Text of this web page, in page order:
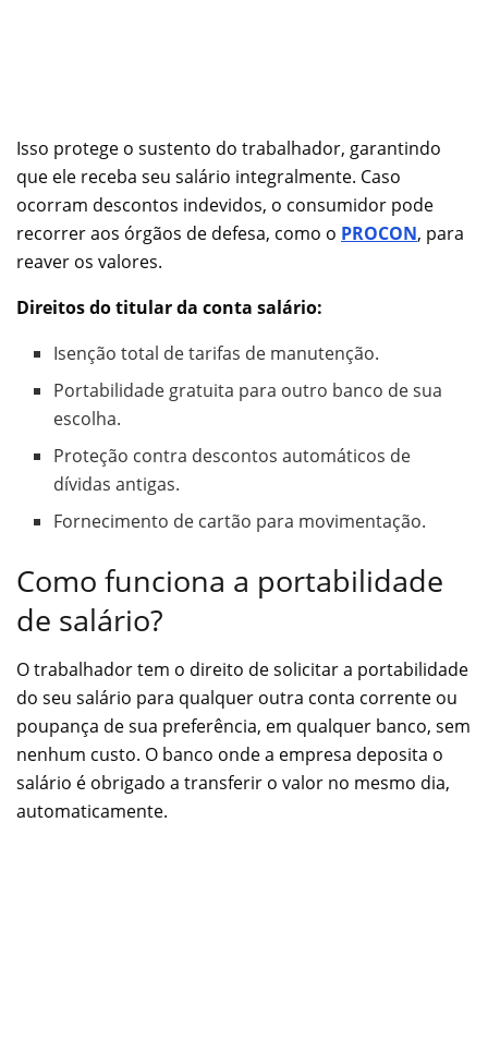
Isso protege o sustento do trabalhador, garantindo
que ele receba seu salário integralmente. Caso
ocorram descontos indevidos, o consumidor pode
recorrer aos órgãos de defesa, como o PROCON, para
reaver os valores.
Direitos do titular da conta salário:
Isenção total de tarifas de manutenção.
Portabilidade gratuita para outro banco de sua
escolha.
Proteção contra descontos automáticos de
dívidas antigas.
Fornecimento de cartão para movimentação.
Como funciona a portabilidade
de salário?
O trabalhador tem o direito de solicitar a portabilidade
do seu salário para qualquer outra conta corrente ou
poupança de sua preferência, em qualquer banco, sem
nenhum custo. O banco onde a empresa deposita o
salário é obrigado a transferir o valor no mesmo dia,
automaticamente.